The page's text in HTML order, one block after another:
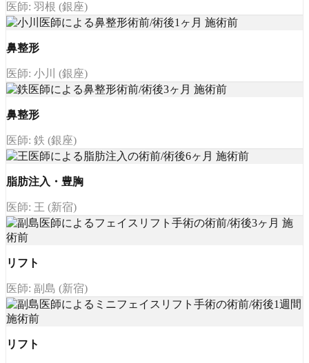
医師: 羽根 (銀座)
鼻整形
医師: 小川 (銀座)
鼻整形
医師: 鉄 (銀座)
脂肪注入・豊胸
医師: 王 (新宿)
リフト
医師: 副島 (新宿)
リフト